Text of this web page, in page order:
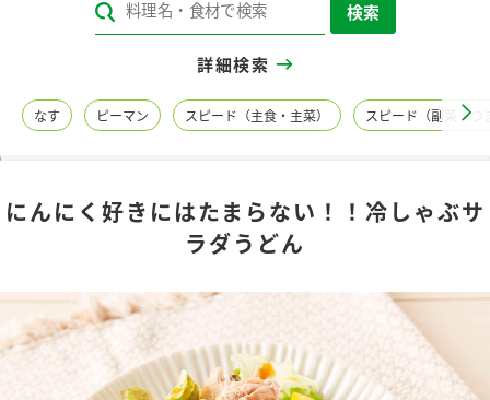
レシピカテゴリ一覧
レシピ名特集
商品情報
調味酢
新商品一覧
キャンペーン情報
検索
詳細検索
なす ピーマン スピード（主食・主菜） スピード（副菜・つ
にんにく好きにはたまらない！！冷しゃぶサ
ラダうどん